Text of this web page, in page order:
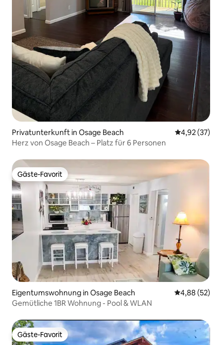
Privatunterkunft in Osage Beach
4,92 (37)
Herz von Osage Beach – Platz für 6 Personen
Gäste-Favorit
Gäste-Favorit
Eigentumswohnung in Osage Beach
4,88 (52)
Gemütliche 1BR Wohnung - Pool & WLAN
Gäste-Favorit
Gäste-Favorit